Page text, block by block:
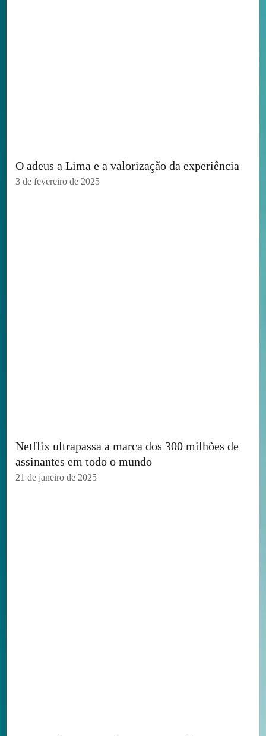
O adeus a Lima e a valorização da experiência
3 de fevereiro de 2025
Netflix ultrapassa a marca dos 300 milhões de
assinantes em todo o mundo
21 de janeiro de 2025